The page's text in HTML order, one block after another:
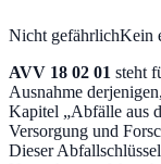
Nicht gefährlichKein
AVV 18 02 01 steht
Ausnahme
Kapitel „Abfälle aus
Versorgung und
Dieser